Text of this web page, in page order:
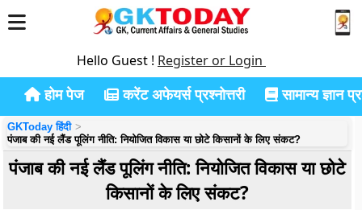
Hello Guest ! Register or Login
होम पेज करेंट अफेयर्स प्रश्नोत्तरी सामान्य ज्ञान
GKToday हिंदी
पंजाब की नई लैंड पूलिंग नीति: नियोजित विकास या छोटे किसानों के लिए संकट?
पंजाब की नई लैंड पूलिंग नीति: नियोजित विकास या छोटे
किसानों के लिए संकट?